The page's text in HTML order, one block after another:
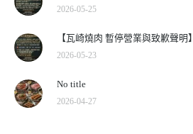
2026-05-25
【瓦崎燒肉 暫停營業與致歉聲明】
2026-05-23
No title
2026-04-27